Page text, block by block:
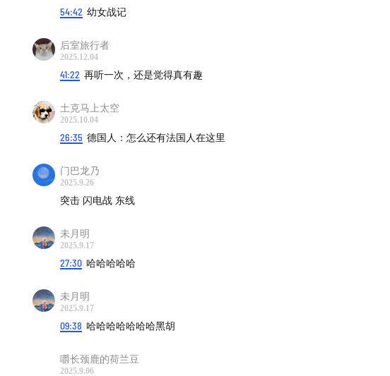
54:42 幼女战记
后室旅行者
2025.12.04
41:22 再听一次，还是觉得真有趣
土克马上太空
2025.10.04
26:35 德国人：怎么还有法国人在这里
门巴龙乃
2025.9.26
突击 闪电战 东线
未月明
2025.9.17
27:30 哈哈哈哈哈
未月明
2025.9.17
09:38 哈哈哈哈哈哈哈黑胡
嚼长颈鹿的荷兰豆
2025.9.06